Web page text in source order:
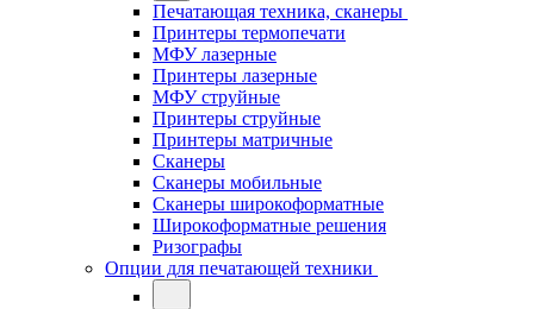
Печатающая техника, сканеры
Принтеры термопечати
МФУ лазерные
Принтеры лазерные
МФУ струйные
Принтеры струйные
Принтеры матричные
Сканеры
Сканеры мобильные
Сканеры широкоформатные
Широкоформатные решения
Ризографы
Опции для печатающей техники